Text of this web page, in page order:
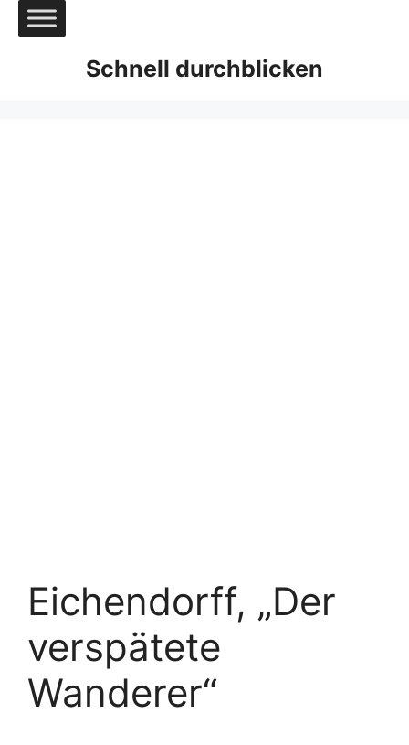
Zum
Inhalt
Schnell durchblicken
Eichendorff, „Der
verspätete
Wanderer“